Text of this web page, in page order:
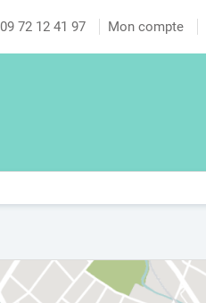
09 72 12 41 97 Mon compte